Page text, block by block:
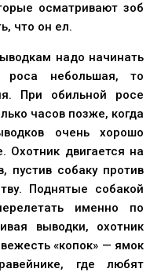
осматривают зоб
что он ел.
надо начинать
роса небольшая, то
При обильной росе
часов позже, когда
очень хорошо
Охотник двигается на
пустив собаку против
Поднятые собакой
именно по
выводки, охотник
«копок» — ямок
где любят